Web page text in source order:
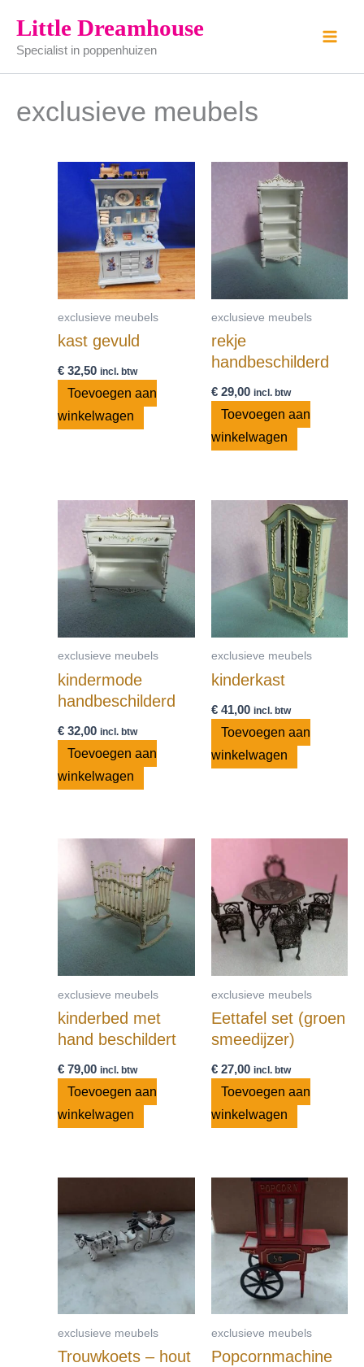
naar
inhoud
Little Dreamhouse
Specialist in poppenhuizen
exclusieve meubels
exclusieve meubels
kast gevuld
€ 32,50 incl. btw
Toevoegen aan
winkelwagen
exclusieve meubels
rekje
handbeschilderd
€29,00 incl. btw
Toevoegen aan
winkelwagen
exclusieve meubels
kindermode
handbeschilderd
€ 32,00 incl. btw
Toevoegen aan
winkelwagen
exclusieve meubels
kinderkast
€41,00 incl. btw
Toevoegen aan
winkelwagen
exclusieve meubels
kinderbed met
hand beschildert
€ 79,00 incl. btw
Toevoegen aan
winkelwagen
exclusieve meubels
Eettafel set (groen
smeedijzer)
€27,00 incl. btw
Toevoegen aan
winkelwagen
exclusieve meubels
Trouwkoets – hout
exclusieve meubels
Popcornmachine